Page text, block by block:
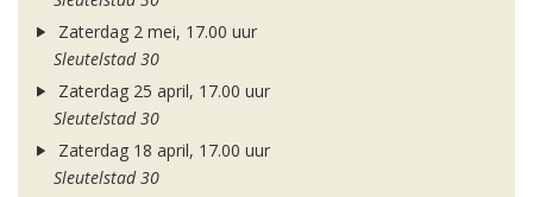
Zaterdag 2 mei, 17.00 uur
Sleutelstad 30
Zaterdag 25 april, 17.00 uur
Sleutelstad 30
Zaterdag 18 april, 17.00 uur
Sleutelstad 30